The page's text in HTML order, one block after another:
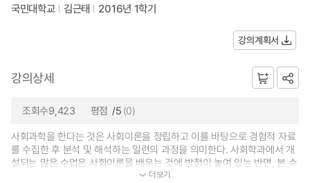
국민대학교 김근태 2016년 1학기
강의계획서
강의상세
조회수9,423 평점 /5 (0)
사회과학을 한다는 것은 사회이론을 정립하고 이를 바탕으로 경험적 자료
를 수집한 후 분석 및 해석하는 일련의 과정을 의미한다. 사회학과에서 개
설되는 많은 수업은 사회이론을 배우는 것에 방점이 놓여 있는 반면, 본 수
업은 경험적 자료를 모으고, 분석... 더보기